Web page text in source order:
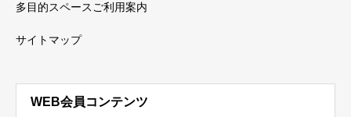
多目的スペースご利用案内
サイトマップ
WEB会員コンテンツ